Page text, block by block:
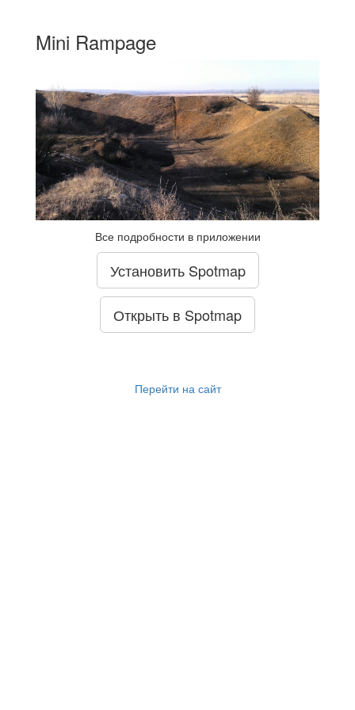
Mini Rampage
Все подробности в приложении
Установить Spotmap
Открыть в Spotmap
Перейти на сайт